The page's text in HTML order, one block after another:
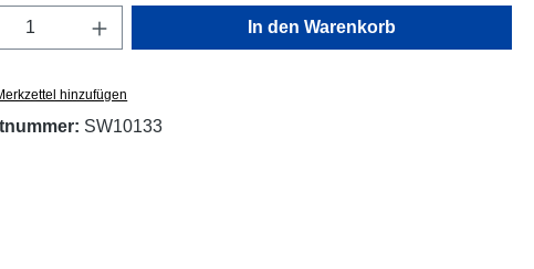
Anzahl: Gib den gewünschten Wert ein
In den Warenkorb
hinzufügen
SW10133